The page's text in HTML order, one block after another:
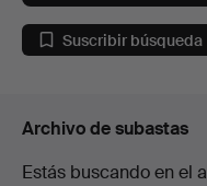
Suscribir búsqueda
Archivo de subastas
Estás buscando en el